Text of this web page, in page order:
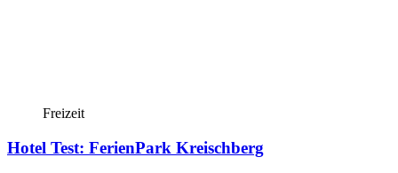
Freizeit
Hotel Test: FerienPark Kreischberg